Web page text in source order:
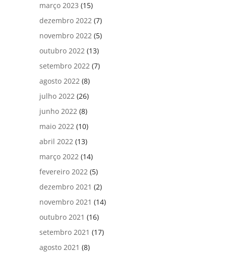
março 2023 (15)
dezembro 2022 (7)
novembro 2022 (5)
outubro 2022 (13)
setembro 2022 (7)
agosto 2022 (8)
julho 2022 (26)
junho 2022 (8)
maio 2022 (10)
abril 2022 (13)
março 2022 (14)
fevereiro 2022 (5)
dezembro 2021 (2)
novembro 2021 (14)
outubro 2021 (16)
setembro 2021 (17)
agosto 2021 (8)